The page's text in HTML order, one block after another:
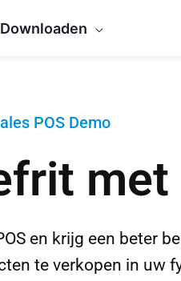
Downloaden
POS Demo
met
en krijg een beter
te verkopen in uw